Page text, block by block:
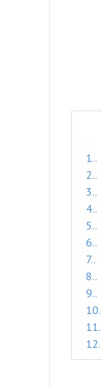
1.
2.
3.
4.
5.
6.
7.
8.
9.
10.
11.
12.